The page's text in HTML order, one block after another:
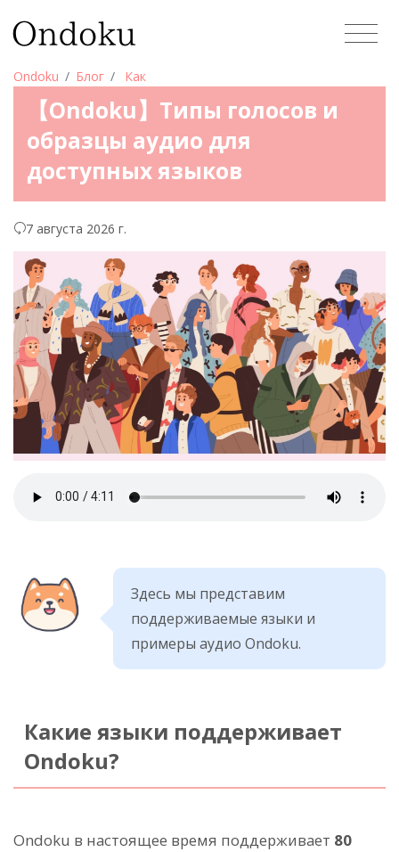
Ondoku Блог Как
【Ondoku】Типы голосов и
образцы аудио для
доступных языков
7 августа 2026 г.
Здесь мы представим
поддерживаемые языки и
примеры аудио Ondoku.
Какие языки поддерживает
Ondoku?
Ondoku в настоящее время поддерживает 80